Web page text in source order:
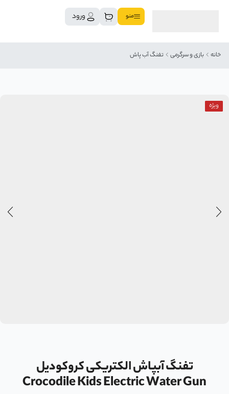
منو ورود
خانه بازی و سرگرمی تفنگ آب پاش
ویژه
تفنگ آبپاش الکتریکی کروکودیل
Crocodile Kids Electric Water Gun